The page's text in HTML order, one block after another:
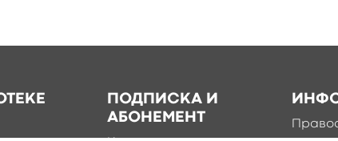
ПОДПИСКА И
АБОНЕМЕНТ